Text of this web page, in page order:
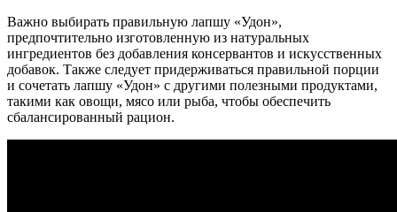
Важно выбирать правильную лапшу «Удон»,
предпочтительно изготовленную из натуральных
ингредиентов без добавления консервантов и искусственных
добавок. Также следует придерживаться правильной порции
и сочетать лапшу «Удон» с другими полезными продуктами,
такими как овощи, мясо или рыба, чтобы обеспечить
сбалансированный рацион.